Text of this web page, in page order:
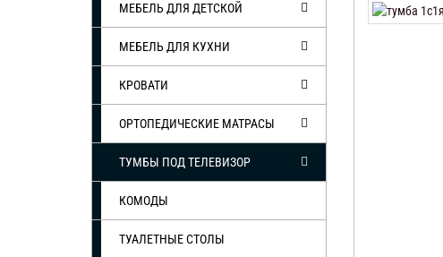
МЕБЕЛЬ ДЛЯ ДЕТСКОЙ
МЕБЕЛЬ ДЛЯ КУХНИ
КРОВАТИ
ОРТОПЕДИЧЕСКИЕ МАТРАСЫ
ТУМБЫ ПОД ТЕЛЕВИЗОР
КОМОДЫ
ТУАЛЕТНЫЕ СТОЛЫ